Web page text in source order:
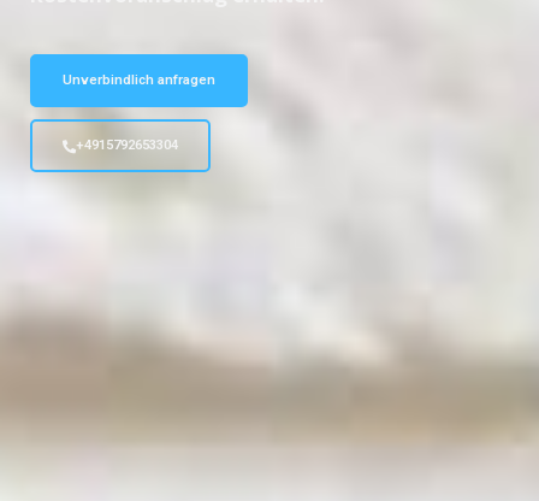
Unverbindlich anfragen
+4915792653304